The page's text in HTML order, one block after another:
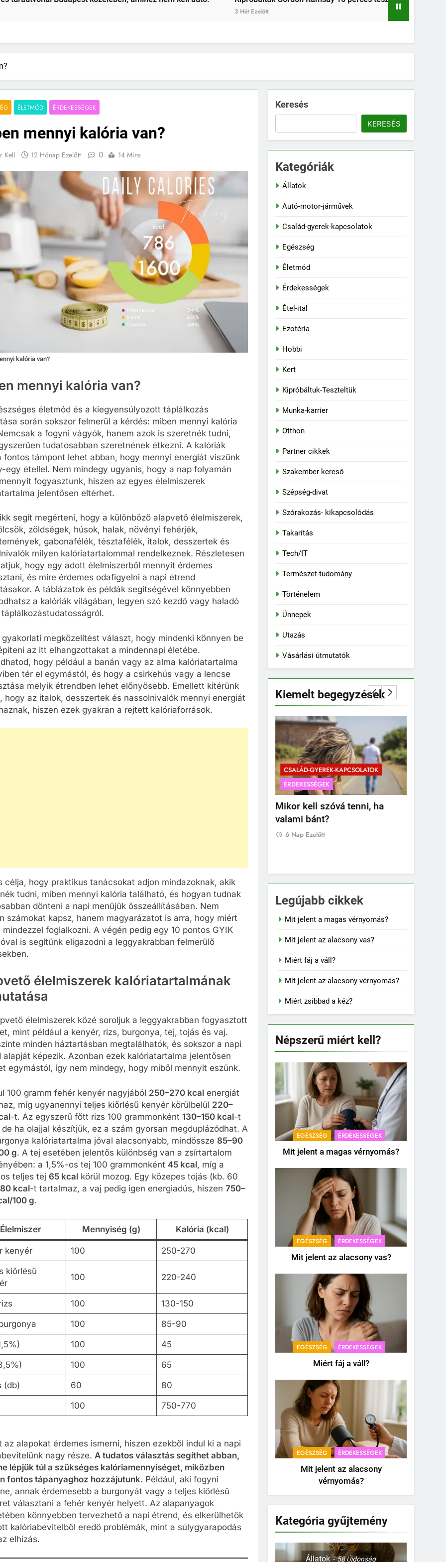
ÉLETMÓD ÉRDEKESSÉGEK
mennyi kalória van?
Kell 12 Hónap Ezelőtt 0 14 Mins
kalória van?
mennyi kalória van?
életmód és a kiegyensúlyozott táplálkozás
során sokszor felmerül a kérdés: miben mennyi kalória
a fogyni vágyók, hanem azok is szeretnék tudni,
tudatosabban szeretnének étkezni. A kalóriák
fontos támpont lehet abban, hogy mennyi energiát viszünk
egy étellel. Nem mindegy ugyanis, hogy a nap folyamán
fogyasztunk, hiszen az egyes élelmiszerek
jelentősen eltérhet.
segít megérteni, hogy a különböző alapvető élelmiszerek,
zöldségek, húsok, halak, növényi fehérjék,
gabonafélék, tésztafélék, italok, desszertek és
milyen kalóriatartalommal rendelkeznek. Részletesen
hogy egy adott élelmiszerből mennyit érdemes
és mire érdemes odafigyelni a napi étrend
A táblázatok és példák segítségével könnyebben
a kalóriák világában, legyen szó kezdő vagy haladó
gyakorlati megközelítést választ, hogy mindenki könnyen be
az itt elhangzottakat a mindennapi életébe.
hogy például a banán vagy az alma kalóriatartalma
tér el egymástól, és hogy a csirkehús vagy a lencse
melyik étrendben lehet előnyösebb. Emellett kitérünk
hogy az italok, desszertek és nassolnivalók mennyi energiát
hiszen ezek gyakran a rejtett kalóriaforrások.
célja, hogy praktikus tanácsokat adjon mindazoknak, akik
tudni, miben mennyi kalória található, és hogyan tudnak
dönteni a napi menüjük összeállításában. Nem
számokat kapsz, hanem magyarázatot is arra, hogy miért
foglalkozni. A végén pedig egy 10 pontos GYIK
is segítünk eligazodni a leggyakrabban felmerülő
élelmiszerek kalóriatartalmának
élelmiszerek közé soroljuk a leggyakrabban fogyasztott
mint például a kenyér, rizs, burgonya, tej, tojás és vaj.
minden háztartásban megtalálhatók, és sokszor a napi
alapját képezik. Azonban ezek kalóriatartalma jelentősen
egymástól, így nem mindegy, hogy miből mennyit eszünk.
100 gramm fehér kenyér nagyjából 250–270 kcal energiát
míg ugyanennyi teljes kiőrlésű kenyér körülbelül 220–
-t. Az egyszerű főtt rizs 100 grammonként 130–150 kcal-t
ha olajjal készítjük, ez a szám gyorsan megduplázódhat. A
kalóriatartalma jóval alacsonyabb, mindössze 85–90
g. A tej esetében jelentős különbség van a zsírtartalom
a 1,5%-os tej 100 grammonként 45 kcal, míg a
teljes tej 65 kcal körül mozog. Egy közepes tojás (kb. 60
80 kcal-t tartalmaz, a vaj pedig igen energiadús, hiszen 750–
100 g.
Élelmiszer Mennyiség (g) Kalória (kcal)
kenyér 100 250-270
kiőrlésű
100 220-240
100 130-150
100 85-90
100 45
100 65
(db) 60 80
100 750-770
az alapokat érdemes ismerni, hiszen ezekből indul ki a napi
nagy része. A tudatos választás segíthet abban,
lépjük túl a szükséges kalóriamennyiséget, miközben
fontos tápanyaghoz hozzájutunk. Például, aki fogyni
annak érdemesebb a burgonyát vagy a teljes kiőrlésű
választani a fehér kenyér helyett. Az alapanyagok
könnyebben tervezhető a napi étrend, és elkerülhetők
kalóriabevitelből eredő problémák, mint a súlygyarapodás
elhízás.
Keresés
KERESÉS
Kategóriák
Állatok
Autó-motor-járművek
Család-gyerek-kapcsolatok
Egészség
Életmód
Érdekességek
Étel-ital
Ezotéria
Hobbi
Kert
Kipróbáltuk-Teszteltük
Munka-karrier
Otthon
Partner cikkek
Szakember kereső
Szépség-divat
Szórakozás- kikapcsolódás
Takarítás
Tech/IT
Természet-tudomány
Történelem
Ünnepek
Utazás
Vásárlási útmutatók
Kiemelt begegyzések
CSALÁD-GYEREK-KAPCSOLATOK
ÉRDEKESSÉGEK
Mikor kell szóvá tenni, ha
valami bánt?
6 Nap Ezelőtt
Legújabb cikkek
Mit jelent a magas vérnyomás?
Mit jelent az alacsony vas?
Miért fáj a váll?
Mit jelent az alacsony vérnyomás?
Miért zsibbad a kéz?
Népszerű miért kell?
EGÉSZSÉG ÉRDEKESSÉGEK
Mit jelent a magas vérnyomás?
EGÉSZSÉG ÉRDEKESSÉGEK
Mit jelent az alacsony vas?
EGÉSZSÉG ÉRDEKESSÉGEK
Miért fáj a váll?
EGÉSZSÉG ÉRDEKESSÉGEK
Mit jelent az alacsony
vérnyomás?
Kategória gyűjtemény
Állatok 58Újdonság